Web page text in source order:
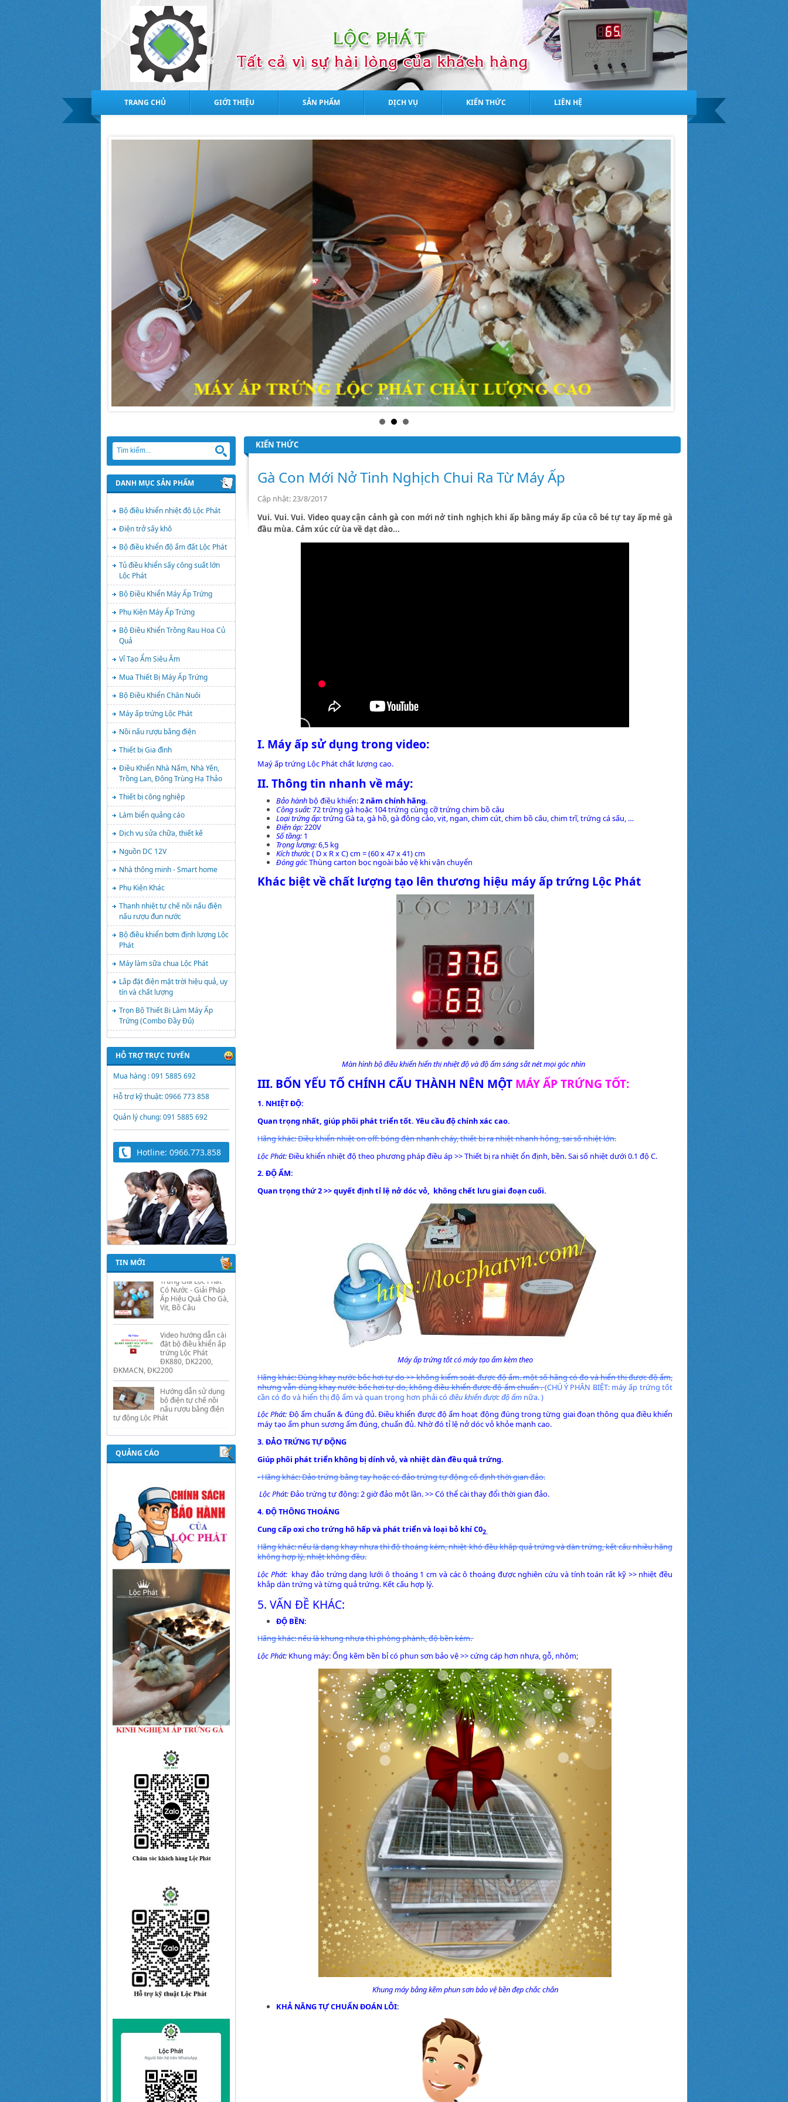
TRANG CHỦ GIỚI THIỆU SẢN PHẨM DỊCH VỤ KIẾN THỨC LIÊN HỆ
KIẾN THỨC
Gà Con Mới Nở Tinh Nghịch Chui Ra Từ Máy Ấp
Cập nhật: 23/8/2017
Vui. Vui. Vui. Video quay cận cảnh gà con mới nở tinh nghịch khi ấp bằng máy ấp của cô bé tự tay ấp mẻ gà
đầu mùa. Cảm xúc cứ ùa về dạt dào...
I. Máy ấp sử dụng trong video:
Maý ấp trứng Lộc Phátchất lượng cao.
II. Thông tin nhanh về máy:
Bảo hành bộ điều khiển:2 năm chính hãng.
Công suất:72 trứng gà hoặc 104 trứng cùng cỡ trứng chim bồ câu
Loại trứng ấp:trứng Gà ta, gà hồ, gà đông cảo, vịt, ngan, chim cút, chim bồ câu, chim trĩ, trứng cá sấu, …
Điện áp:220V
Số tầng: 1
Trọng lượng:6,5 kg
Kích thước( D x R x C) cm =(60 x 47 x 41) cm
Đóng gói:Thùng carton bọc ngoài bảo vệ khi vận chuyển
Khác biệt về chất lượng tạo lên thương hiệu máy ấp trứng Lộc Phát
Màn hình bộ điều khiển hiển thị nhiệt độ và độ ẩm sáng sắt nét mọi góc nhìn
III. BỐN YẾU TỐ CHÍNH CẤU THÀNH NÊN MỘT MÁY ẤP TRỨNG TỐT:
1. NHIỆT ĐỘ:
Quan trọng nhất, giúp phôi phát triển tốt. Yêu cầu độ chính xác cao.
Hãng khác: Điều khiển nhiệt on off: bóng đèn nhanh cháy, thiết bị ra nhiệt nhanh hỏng, sai số nhiệt lớn.
Lộc Phát:Điều khiển nhiệt độ theo phương pháp điều áp >> Thiết bị ra nhiệt ổn định, bền. Sai số nhiệt dưới 0.1 độ C.
2. ĐỘ ẨM:
Quan trọng thứ 2 >> quyết định tỉ lệ nở dóc vỏ, không chết lưu giai đoạn cuối.
Máy ấp trứng tốt có máy tạo ẩm kèm theo
Hãng khác: Dùng khay nước bốc hơi tự do >> không kiểm soát được độ ẩm. một số hãng có đo và hiển thị được độ ẩm,
nhưng vẫn dùng khay nước bốc hơi tự do, không điều khiển được độ ẩm chuẩn .(CHÚ Ý PHÂN BIỆT: máy ấp trứng tốt
cần có đo và hiển thị độ ẩm và quan trọng hơn phải có điều khiển được độ ẩm nữa. )
Lộc Phát: Độ ẩm chuẩn & đúng đủ. Điều khiển được độ ẩm hoạt động đúng trong từng giai đoạn thông qua điều khiển
máy tạo ẩm phun sương ẩm đúng, chuẩn đủ. Nhờ đó tỉ lệ nở dóc vỏ khỏe mạnh cao.
3. ĐẢO TRỨNG TỰ ĐỘNG
Giúp phôi phát triển không bị dính vỏ, và nhiệt dàn đều quả trứng.
- Hãng khác: Đảo trứng bằng tay hoặc có đảo trứng tự động cố định thời gian đảo.
Lộc Phát:Đảo trứng tự động: 2 giờ đảo một lần. >> Có thể cài thay đổi thời gian đảo.
4. ĐỘ THÔNG THOÁNG
Cung cấp oxi cho trứng hô hấp và phát triển và loại bỏ khí C02.
Hãng khác: nếu là dạng khay nhựa thì độ thoáng kém, nhiệt khó đều khắp quả trứng và dàn trứng, kết cấu nhiều hãng
không hợp lý, nhiệt không đều.
Lộc Phát: khay đảo trứng dạng lưới ô thoáng 1 cm và các ô thoáng được nghiên cứu và tính toán rất kỹ >> nhiệt đều
khắp dàn trứng và từng quả trứng. Kết cấu hợp lý.
5. VẤN ĐỀ KHÁC:
ĐỘ BỀN:
Hãng khác: nếu là khung nhựa thì phòng phành, độ bền kém.
Lộc Phát: Khung máy: Ống kẽm bền bỉ có phun sơn bảo vệ >> cứng cáp hơn nhựa, gỗ, nhôm;
Khung máy bằng kẽm phun sơn bảo vệ bền đẹp chắc chắn
KHẢ NĂNG TỰ CHUẨN ĐOÁN LỖI:
DANH MỤC SẢN PHẨM
Bộ điều khiển nhiệt độ Lộc Phát
Điện trở sấy khô
Bộ điều khiển độ ẩm đất Lộc Phát
Tủ điều khiển sấy công suất lớn
Lộc Phát
Bộ Điều Khiển Máy Ấp Trứng
Phụ Kiện Máy Ấp Trứng
Bộ Điều Khiển Trồng Rau Hoa Củ
Quả
Vỉ Tạo Ẩm Siêu Âm
Mua Thiết Bị Máy Ấp Trứng
Bộ Điều Khiển Chăn Nuôi
Máy ấp trứng Lộc Phát
Nồi nấu rượu bằng điện
Thiết bị Gia đình
Điều Khiển Nhà Nấm, Nhà Yến,
Trồng Lan, Đông Trùng Hạ Thảo
Thiết bị công nghiệp
Làm biển quảng cáo
Dịch vụ sửa chữa, thiết kế
Nguồn DC 12V
Nhà thông minh - Smart home
Phụ Kiện Khác
Thanh nhiệt tự chế nồi nấu điện
nấu rượu đun nước
Bộ điều khiển bơm định lượng Lộc
Phát
Máy làm sữa chua Lộc Phát
Lắp đặt điện mặt trời hiệu quả, uy
tín và chất lượng
Trọn Bộ Thiết Bị Làm Máy Ấp
Trứng (Combo Đầy Đủ)
HỖ TRỢ TRỰC TUYẾN
Mua hàng : 091 5885 692
Hỗ trợ kỹ thuật: 0966 773 858
Quản lý chung: 091 5885 692
Hotline: 0966.773.858
TIN MỚI
Trứng Giả Lộc Phát
Có Nước - Giải Pháp
Ấp Hiệu Quả Cho Gà,
Vịt, Bồ Câu
Video hướng dẫn cài
đặt bộ điều khiển ấp
ĐK880, DK2200,
ĐKMACN, ĐK2200
Hướng dẫn sử dụng
bộ điện tự chế nồi
nấu rượu bằng điện
tự động Lộc Phát
Hướng dẫn sử dụng
bộ điều khiển ủ sữa
chua công nghiệp
Hướng dẫn sử dụng
bộ điều khiển độ ẩm
QUẢNG CÁO